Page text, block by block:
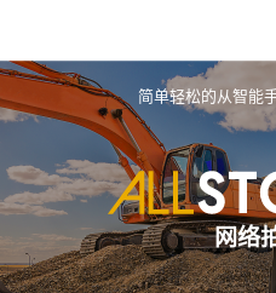
简单轻松的从智能
网络